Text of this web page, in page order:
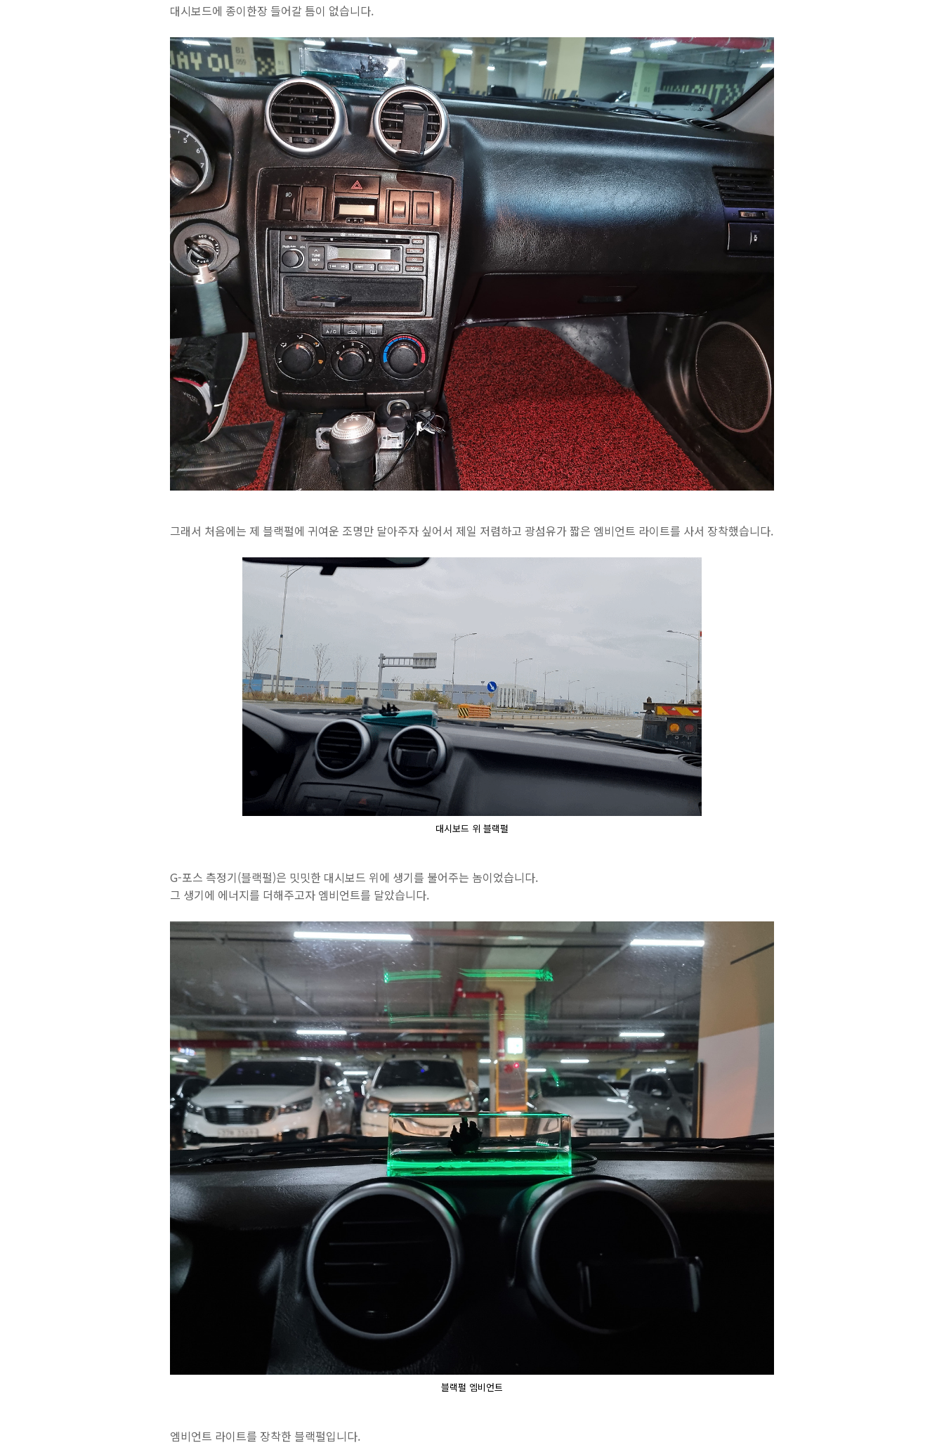
대시보드에 종이한장 들어갈 틈이 없습니다.
그래서 처음에는 제 블랙펄에 귀여운 조명만 달아주자 싶어서 제일 저렴하고 광섬유가 짧은 엠비언트 라이트를 사서 장착했습니다.
대시보드 위 블랙펄
G-포스 측정기(블랙펄)은 밋밋한 대시보드 위에 생기를 불어주는 놈이었습니다.
그 생기에 에너지를 더해주고자 엠비언트를 달았습니다.
블랙펄 엠비언트
엠비언트 라이트를 장착한 블랙펄입니다.